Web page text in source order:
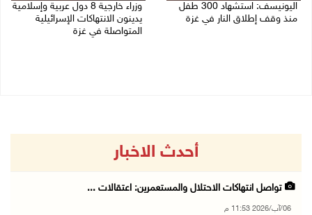
اليونيسف: استشهاد 300 طفل
منذ وقف إطلاق النار في غزة
وزراء خارجية 8 دول عربية وإسلامية
يدينون الانتهاكات الإسرائيلية
المتواصلة في غزة
أحدث الاخبار
تواصل انتهاكات الاحتلال والمستعمرين: اعتقالات ...
06/آب/2026 11:53 م